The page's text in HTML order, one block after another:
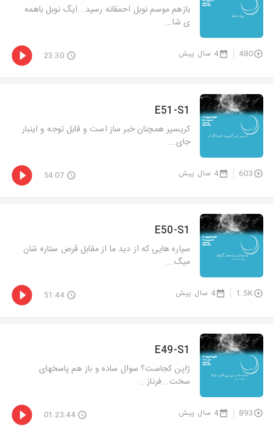
بازهم موسم نوبل احمقانه رسید...ایگ نوبل باهمه
ی شا...
480 4 سال پیش 23:30
E51-S1
کریسپر همچنان خبر ساز است و قابل توجه و اینبار
جای...
603 4 سال پیش 54:07
E50-S1
سیاره هایی که از دید ما از مقابل قرص ستاره شان
میگ...
1.5K 4 سال پیش 51:44
E49-S1
ژاپن کجاست؟ سوال ساده و باز هم پاسخهای
سخت...فرناز...
893 4 سال پیش 01:23:44